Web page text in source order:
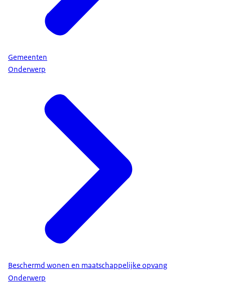
Gemeenten
Onderwerp
Beschermd wonen en maatschappelijke opvang
Onderwerp